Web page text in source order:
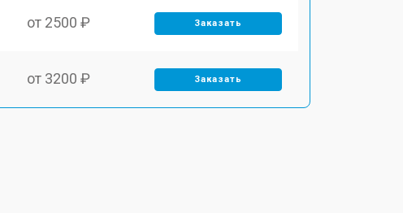
от 2500 ₽ Заказать
от 3200 ₽ Заказать